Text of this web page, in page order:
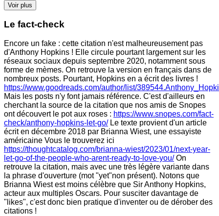
Voir plus
Le fact-check
Encore un fake : cette citation n'est malheureusement pas
d'Anthony Hopkins ! Elle circule pourtant largement sur les
réseaux sociaux depuis septembre 2020, notamment sous
forme de mèmes. On retrouve la version en français dans de
nombreux posts. Pourtant, Hopkins en a écrit des livres !
https://www.goodreads.com/author/list/
Mais les posts n'y font jamais référence. C'est d'ailleurs en
cherchant la source de la citation que nos amis de Snopes
ont découvert le pot aux roses : https://www.snopes.com/fact-
check/anthony-hopkins-let-go/Le texte provient d'un article
écrit en décembre 2018 par Brianna Wiest, une essayiste
américaine Vous le trouverez ici
https://thoughtcatalog.com/brianna-wiest/2023/01/next-year-
let-go-of-the-people-who-arent-ready-to-love-you/On
retrouve la citation, mais avec une très légère variante dans
la phrase d'ouverture (mot "yet"non présent). Notons que
Brianna Wiest est moins célèbre que Sir Anthony Hopkins,
acteur aux multiples Oscars. Pour susciter davantage de
"likes", c'est donc bien pratique d'inventer ou de dérober des
citations !